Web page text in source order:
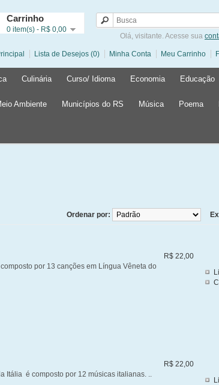
Carrinho
0 item(s) - R$ 0,00
Olá, visitante. Acesse sua
Lista de Desejos (0) Minha Conta Meu Carrinho
Culinária Curso/ Idioma Economia Educação
Ambiente Municípios do RS Música Poema
Ordenar por:
R$ 22,00
por 13 canções em Língua Vêneta do
R$ 22,00
Itália é composto por 12 músicas italianas. ..